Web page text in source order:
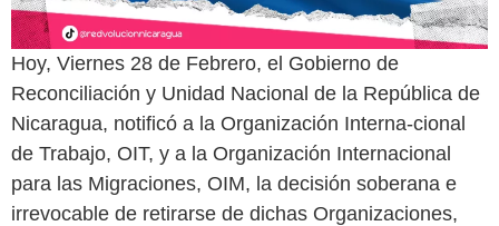
Hoy, Viernes 28 de Febrero, el Gobierno de
Reconciliación y Unidad Nacional de la República de
Nicaragua, notificó a la Organización Interna-cional
de Trabajo, OIT, y a la Organización Internacional
para las Migraciones, OIM, la decisión soberana e
irrevocable de retirarse de dichas Organizaciones,